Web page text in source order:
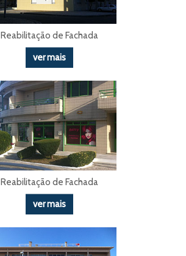
Reabilitação de Fachada
ver mais
Reabilitação de Fachada
ver mais